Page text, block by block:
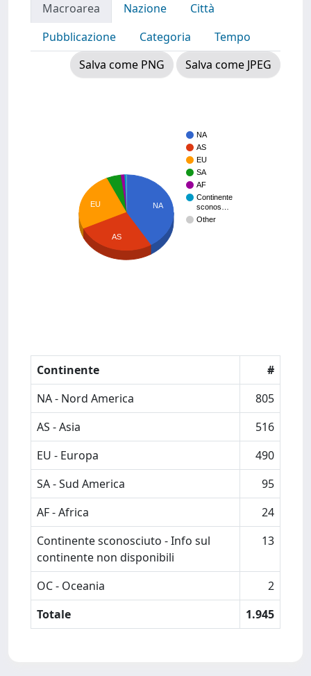
Macroarea Nazione
Città
Pubblicazione
Categoria
Tempo
Salva come PNG
Salva come JPEG
NA
AS
EU
SA
AF
Continente
sconos…
Other
NA
EU
AS
Continente
#
NA - Nord America
805
AS - Asia
516
EU - Europa
490
SA - Sud America
95
AF - Africa
24
Continente sconosciuto - Info sul
continente non disponibili
13
OC - Oceania
2
Totale
1.945